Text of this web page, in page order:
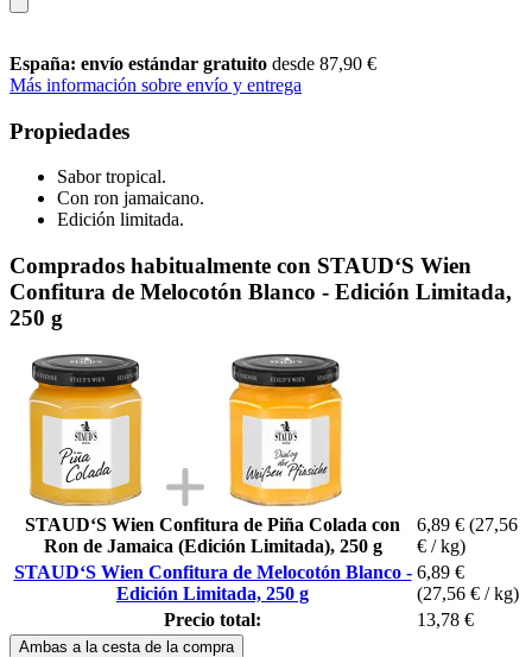
España: envío estándar gratuito desde 87,90 €
Más información sobre envío y entrega
Propiedades
Sabor tropical.
Con ron jamaicano.
Edición limitada.
Comprados habitualmente con STAUD‘S Wien
Confitura de Melocotón Blanco - Edición Limitada,
250 g
STAUD‘S Wien Confitura de Piña Colada con
Ron de Jamaica (Edición Limitada), 250 g
6,89 € (27,56
€ / kg)
STAUD‘S Wien Confitura de Melocotón Blanco -
Edición Limitada, 250 g
6,89 €
(27,56 € / kg)
Precio total:
13,78 €
Ambas a la cesta de la compra